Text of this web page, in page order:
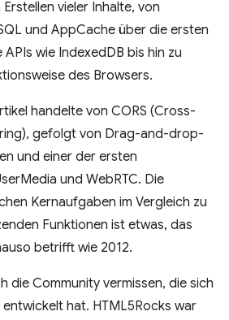
vieler Inhalte, von
und AppCache über die ersten
wie IndexedDB bis hin zu
des Browsers.
handelte von CORS (Cross-
gefolgt von Drag-and-drop-
und einer der ersten
und WebRTC. Die
Kernaufgaben im Vergleich zu
Funktionen ist etwas, das
betrifft wie 2012.
die Community vermissen, die sich
hat. HTML5Rocks war